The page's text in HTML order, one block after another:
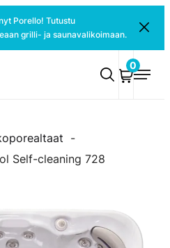
Porello! Tutustu
grilli- ja saunavalikoimaan.
Sulje
0
-
Self-cleaning 728